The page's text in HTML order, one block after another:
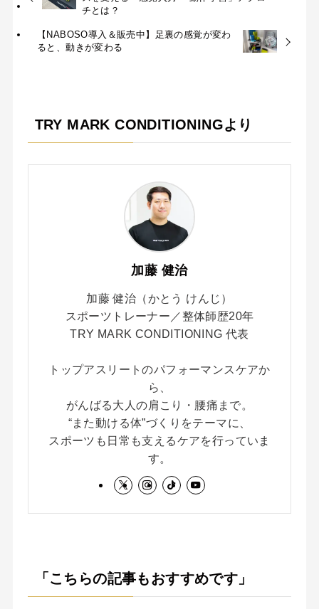
チとは？
【NABOSO導入＆販売中】足裏の感覚が変わ
ると、動きが変わる
TRY MARK CONDITIONINGより
加藤 健治
加藤 健治（かとう けんじ）
スポーツトレーナー／整体師歴20年
TRY MARK CONDITIONING 代表
トップアスリートのパフォーマンスケアか
ら、
がんばる大人の肩こり・腰痛まで。
“また動ける体”づくりをテーマに、
スポーツも日常も支えるケアを行っていま
す。
「こちらの記事もおすすめです」